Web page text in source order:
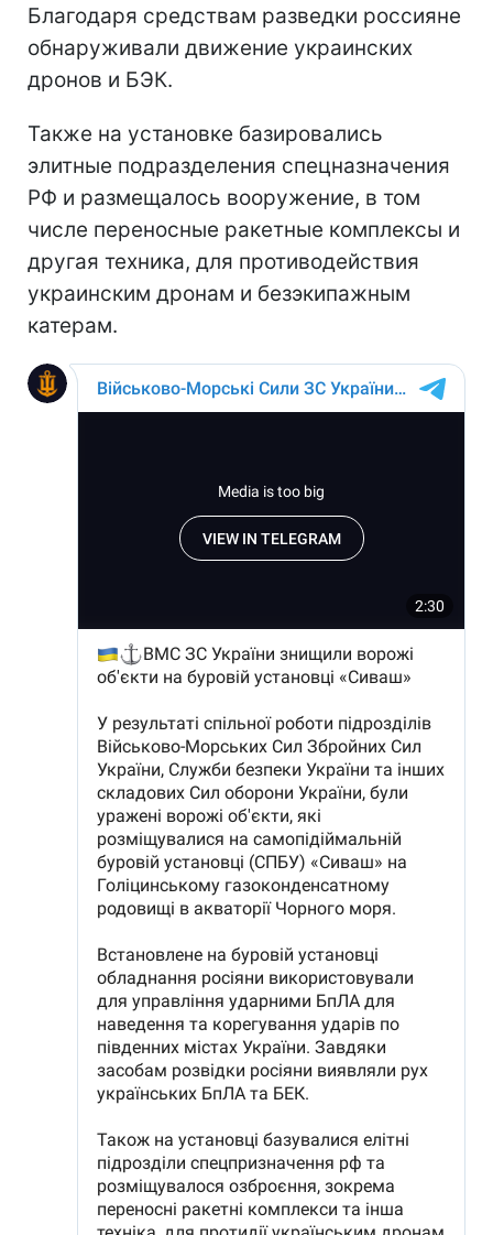
Благодаря средствам разведки россияне
обнаруживали движение украинских
дронов и БЭК.
Также на установке базировались
элитные подразделения спецназначения
РФ и размещалось вооружение, в том
числе переносные ракетные комплексы и
другая техника, для противодействия
украинским дронам и безэкипажным
катерам.